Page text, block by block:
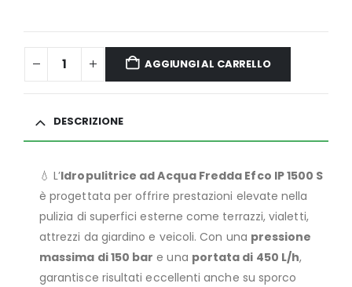
AGGIUNGI AL CARRELLO
DESCRIZIONE
💧 L’Idropulitrice ad Acqua Fredda Efco IP 1500 S
è progettata per offrire prestazioni elevate nella
pulizia di superfici esterne come terrazzi, vialetti,
attrezzi da giardino e veicoli. Con una pressione
massima di 150 bar e una portata di 450 L/h,
garantisce risultati eccellenti anche su sporco